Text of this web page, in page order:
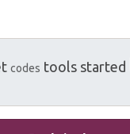
codes tools started